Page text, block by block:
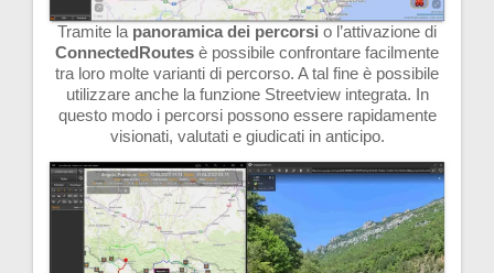
Tramite la panoramica dei percorsi o l’attivazione di
ConnectedRoutes è possibile confrontare facilmente
tra loro molte varianti di percorso. A tal fine è possibile
utilizzare anche la funzione Streetview integrata. In
questo modo i percorsi possono essere rapidamente
visionati, valutati e giudicati in anticipo.